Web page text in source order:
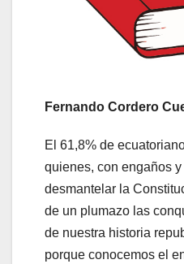
Fernando Cordero
El 61,8% de
quienes, con engaños
desmantelar la
de un plumazo las
de nuestra historia
porque conocemos el